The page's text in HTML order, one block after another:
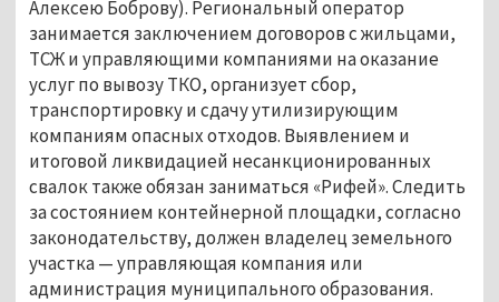
Алексею Боброву). Региональный оператор
занимается заключением договоров с жильцами,
ТСЖ и управляющими компаниями на оказание
услуг по вывозу ТКО, организует сбор,
транспортировку и сдачу утилизирующим
компаниям опасных отходов. Выявлением и
итоговой ликвидацией несанкционированных
свалок также обязан заниматься «Рифей». Следить
за состоянием контейнерной площадки, согласно
законодательству, должен владелец земельного
участка — управляющая компания или
администрация муниципального образования.